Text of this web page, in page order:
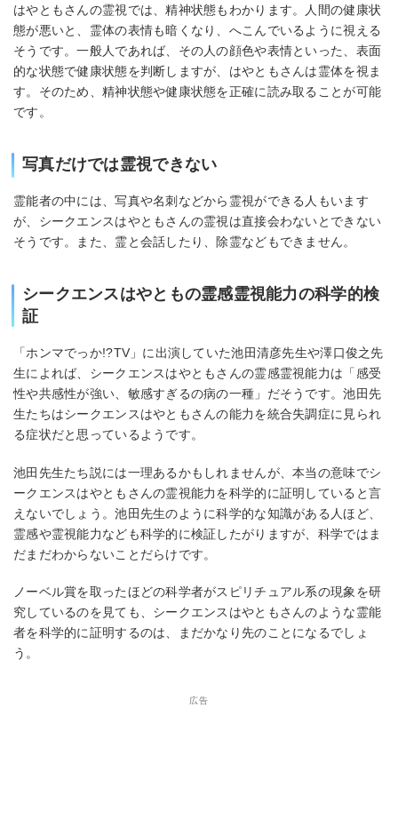
はやともさんの霊視では、精神状態もわかります。人間の健康状
態が悪いと、霊体の表情も暗くなり、へこんでいるように視える
そうです。一般人であれば、その人の顔色や表情といった、表面
的な状態で健康状態を判断しますが、はやともさんは霊体を視ま
す。そのため、精神状態や健康状態を正確に読み取ることが可能
です。
写真だけでは霊視できない
霊能者の中には、写真や名刺などから霊視ができる人もいます
が、シークエンスはやともさんの霊視は直接会わないとできない
そうです。また、霊と会話したり、除霊などもできません。
シークエンスはやともの霊感霊視能力の科学的検
証
「ホンマでっか!?TV」に出演していた池田清彦先生や澤口俊之先
生によれば、シークエンスはやともさんの霊感霊視能力は「感受
性や共感性が強い、敏感すぎるの病の一種」だそうです。池田先
生たちはシークエンスはやともさんの能力を統合失調症に見られ
る症状だと思っているようです。
池田先生たち説には一理あるかもしれませんが、本当の意味でシ
ークエンスはやともさんの霊視能力を科学的に証明していると言
えないでしょう。池田先生のように科学的な知識がある人ほど、
霊感や霊視能力なども科学的に検証したがりますが、科学ではま
だまだわからないことだらけです。
ノーベル賞を取ったほどの科学者がスピリチュアル系の現象を研
究しているのを見ても、シークエンスはやともさんのような霊能
者を科学的に証明するのは、まだかなり先のことになるでしょ
う。
広告